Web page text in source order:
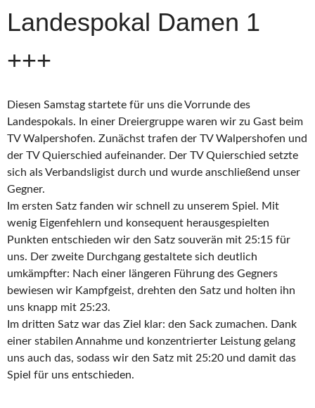
Landespokal Damen 1
+++
Diesen Samstag startete für uns die Vorrunde des
Landespokals. In einer Dreiergruppe waren wir zu Gast beim
TV Walpershofen. Zunächst trafen der TV Walpershofen und
der TV Quierschied aufeinander. Der TV Quierschied setzte
sich als Verbandsligist durch und wurde anschließend unser
Gegner.
Im ersten Satz fanden wir schnell zu unserem Spiel. Mit
wenig Eigenfehlern und konsequent herausgespielten
Punkten entschieden wir den Satz souverän mit 25:15 für
uns. Der zweite Durchgang gestaltete sich deutlich
umkämpfter: Nach einer längeren Führung des Gegners
bewiesen wir Kampfgeist, drehten den Satz und holten ihn
uns knapp mit 25:23.
Im dritten Satz war das Ziel klar: den Sack zumachen. Dank
einer stabilen Annahme und konzentrierter Leistung gelang
uns auch das, sodass wir den Satz mit 25:20 und damit das
Spiel für uns entschieden.